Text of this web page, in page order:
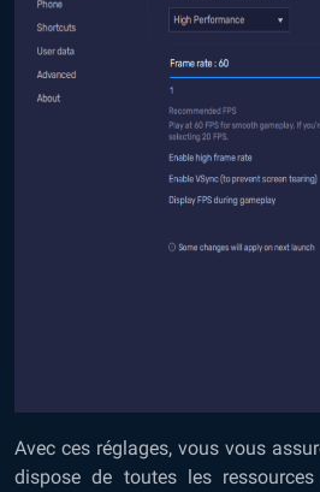
Avec ces réglages, vous vous
dispose de toutes les